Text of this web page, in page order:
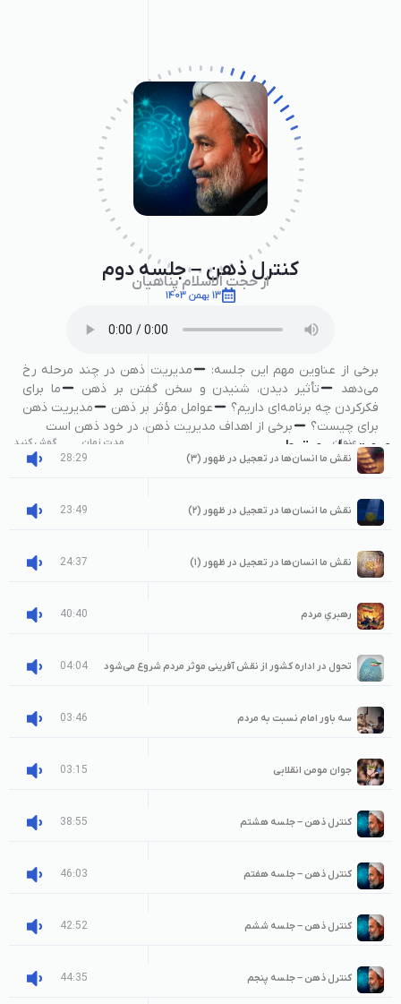
کنترل ذهن – جلسه دوم
از حجت الاسلام پناهیان
13 بهمن 1403
برخی از عناوین مهم این جلسه:
مدیریت ذهن در چند مرحله رخ
می‌دهد
تأثیر دیدن، شنیدن و سخن گفتن بر ذهن
ما برای
فکرکردن چه برنامه‌ای داریم؟
عوامل مؤثر بر ذهن
مدیریت ذهن
برای چیست؟
برخی از اهداف مدیریت ذهن، در خود ذهن است
صوت‌های مرتبط
عنوان مدت زمان
گوش کنید
نقش ما انسان‌ها در تعجیل در ظهور (۳)
28:29
نقش ما انسان‌ها در تعجیل در ظهور (۲) 23:49
نقش ما انسان‌ها در تعجیل در ظهور (۱) 24:37
رهبریِ مردم 40:40
تحول در اداره کشور از نقش آفرینی موثر مردم شروع می‌شود 04:04
سه باور امام نسبت به مردم 03:46
جوان مومن انقلابی 03:15
کنترل ذهن – جلسه هشتم 38:55
کنترل ذهن – جلسه هفتم 46:03
کنترل ذهن – جلسه ششم 42:52
کنترل ذهن – جلسه پنجم 44:35